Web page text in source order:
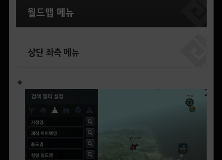
월드맵 메뉴
상단 좌측 메뉴